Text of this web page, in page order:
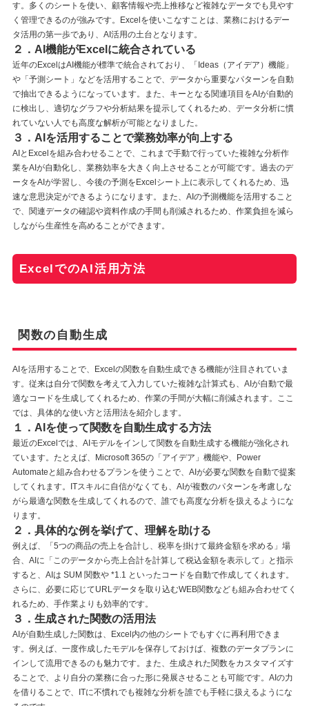
す。多くのシートを使い、顧客情報や売上推移など複雑なデータでも見やす
く管理できるのが強みです。Excelを使いこなすことは、業務におけるデー
タ活用の第一歩であり、AI活用の土台となります。
２．AI機能がExcelに統合されている
近年のExcelはAI機能が標準で統合されており、「Ideas（アイデア）機能」
や「予測シート」などを活用することで、データから重要なパターンを自動
で抽出できるようになっています。また、キーとなる関連項目をAIが自動的
に検出し、適切なグラフや分析結果を提示してくれるため、データ分析に慣
れていない人でも高度な解析が可能となりました。
３．AIを活用することで業務効率が向上する
AIとExcelを組み合わせることで、これまで手動で行っていた複雑な分析作
業をAIが自動化し、業務効率を大きく向上させることが可能です。過去のデ
ータをAIが学習し、今後の予測をExcelシート上に表示してくれるため、迅
速な意思決定ができるようになります。また、AIの予測機能を活用すること
で、関連データの確認や資料作成の手間も削減されるため、作業負担を減ら
しながら生産性を高めることができます。
ExcelでのAI活用方法
関数の自動生成
AIを活用することで、Excelの関数を自動生成できる機能が注目されていま
す。従来は自分で関数を考えて入力していた複雑な計算式も、AIが自動で最
適なコードを生成してくれるため、作業の手間が大幅に削減されます。ここ
では、具体的な使い方と活用法を紹介します。
１．AIを使って関数を自動生成する方法
最近のExcelでは、AIモデルをインして関数を自動生成する機能が強化され
ています。たとえば、Microsoft 365の「アイデア」機能や、Power
Automateと組み合わせるプランを使うことで、AIが必要な関数を自動で提案
してくれます。ITスキルに自信がなくても、AIが複数のパターンを考慮しな
がら最適な関数を生成してくれるので、誰でも高度な分析を扱えるようにな
ります。
２．具体的な例を挙げて、理解を助ける
例えば、「5つの商品の売上を合計し、税率を掛けて最終金額を求める」場
合、AIに「このデータから売上合計を計算して税込金額を表示して」と指示
すると、AIは SUM 関数や *1.1 といったコードを自動で作成してくれます。
さらに、必要に応じてURLデータを取り込むWEB関数なども組み合わせてく
れるため、手作業よりも効率的です。
３．生成された関数の活用法
AIが自動生成した関数は、Excel内の他のシートでもすぐに再利用できま
す。例えば、一度作成したモデルを保存しておけば、複数のデータプランに
インして流用できるのも魅力です。また、生成された関数をカスタマイズす
ることで、より自分の業務に合った形に発展させることも可能です。AIの力
を借りることで、ITに不慣れでも複雑な分析を誰でも手軽に扱えるようにな